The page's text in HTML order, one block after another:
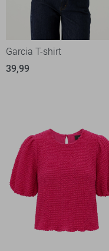
Garcia T-shirt
39,99